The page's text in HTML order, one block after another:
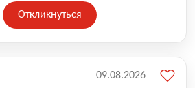
Откликнуться
09.08.2026